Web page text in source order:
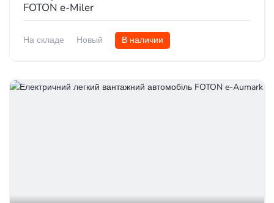
FOTON e-Miler
На складе Новый В наличии